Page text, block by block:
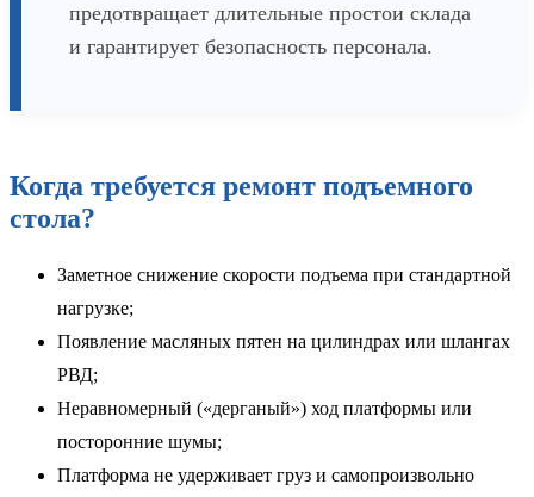
предотвращает длительные простои склада
и гарантирует безопасность персонала.
Когда требуется ремонт подъемного
стола?
Заметное снижение скорости подъема при стандартной
нагрузке;
Появление масляных пятен на цилиндрах или шлангах
РВД;
Неравномерный («дерганый») ход платформы или
посторонние шумы;
Платформа не удерживает груз и самопроизвольно